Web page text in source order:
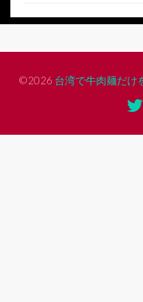
©2026 台湾で牛肉麺だけ